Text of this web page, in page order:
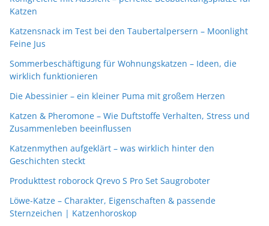
Katzen
Katzensnack im Test bei den Taubertalpersern – Moonlight
Feine Jus
Sommerbeschäftigung für Wohnungskatzen – Ideen, die
wirklich funktionieren
Die Abessinier – ein kleiner Puma mit großem Herzen
Katzen & Pheromone – Wie Duftstoffe Verhalten, Stress und
Zusammenleben beeinflussen
Katzenmythen aufgeklärt – was wirklich hinter den
Geschichten steckt
Produkttest roborock Qrevo S Pro Set Saugroboter
Löwe-Katze – Charakter, Eigenschaften & passende
Sternzeichen | Katzenhoroskop